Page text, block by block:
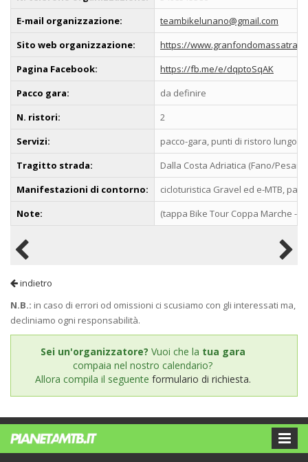
E-mail organizzazione:
teambikelunano@gmail.com
Sito web organizzazione:
https://
Pagina Facebook:
https://fb.me/e/dqptoSqAK
Pacco gara:
da definire
N. ristori:
2
Servizi:
pacco-gara, punti di ristoro lungo
Tragitto strada:
Dalla Costa Adriatica (Fano/
Manifestazioni di contorno:
cicloturistica Gravel ed e-MTB,
Note:
(tappa Bike Tour Coppa Marche -
indietro
N.B.: in caso di errori od omissioni ci scusiamo con gli interessati ma,
decliniamo ogni responsabilità.
Sei un'organizzatore? Vuoi che la tua gara
compaia nel nostro calendario?
Allora compila il seguente formulario di richiesta.